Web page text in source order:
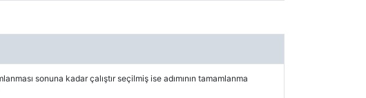
sonuna kadar çalıştır seçilmiş ise adımının tamamlanma